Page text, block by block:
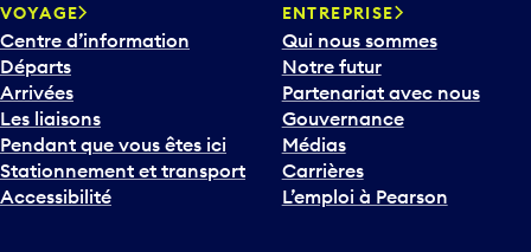
VOYAGE
Centre d’information
Départs
Arrivées
Les liaisons
Pendant que vous êtes ici
Stationnement et transport
Accessibilité
ENTREPRISE
Qui nous sommes
Notre futur
Partenariat avec nous
Gouvernance
Médias
Carrières
L’emploi à Pearson